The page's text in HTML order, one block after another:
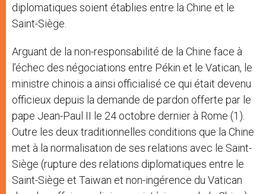
diplomatiques soient établies entre la Chine et le
Saint-Siège.
Arguant de la non-responsabilité de la Chine face à
l’échec des négociations entre Pékin et le Vatican, le
ministre chinois a ainsi officialisé ce qui était devenu
officieux depuis la demande de pardon offerte par le
pape Jean-Paul II le 24 octobre dernier à Rome (1).
Outre les deux traditionnelles conditions que la Chine
met à la normalisation de ses relations avec le Saint-
Siège (rupture des relations diplomatiques entre le
Saint-Siège et Taiwan et non-ingérence du Vatican